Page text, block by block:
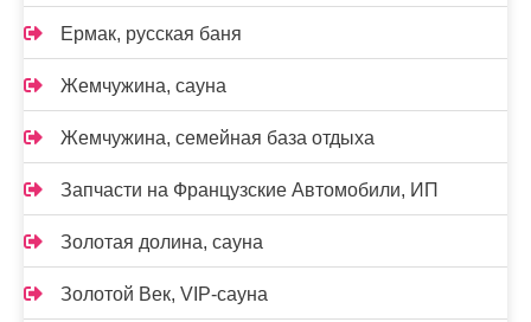
Ермак, русская баня
Жемчужина, сауна
Жемчужина, семейная база отдыха
Запчасти на Французские Автомобили, ИП
Золотая долина, сауна
Золотой Век, VIP-сауна